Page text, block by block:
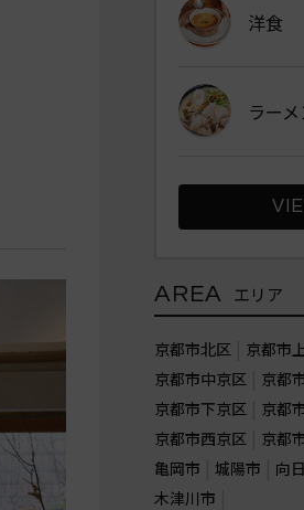
洋食
ラー
AREA エリア
京都市北区 京都市
京都市中京区
京都
京都市下京区
京都
京都市西京区
京都
亀岡市
城陽市 向
木津川市